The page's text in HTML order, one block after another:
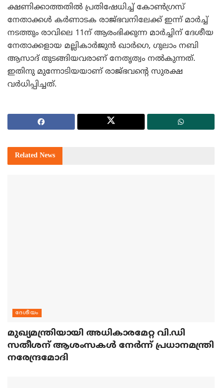
ക്ഷണിക്കാത്തതില്‍ പ്രതിഷേധിച്ച് കോണ്‍ഗ്രസ്
നേതാക്കള്‍ കര്‍ണാടക രാജ്ഭവനിലേക്ക് ഇന്ന് മാര്‍ച്ച്
നടത്തും രാവിലെ 11ന് ആരംഭിക്കുന്ന മാര്‍ച്ചിന് ദേശീയ
നേതാക്കളായ മല്ലികാര്‍ജുന്‍ ഖാര്‍ഗെ, ഗുലാം നബി
ആസാദ് തുടങ്ങിയവരാണ് നേതൃത്വം നല്‍കുന്നത്.
ഇതിനു മുന്നോടിയയാണ് രാജ്ഭവന്റെ സുരക്ഷ
വര്‍ധിപ്പിച്ചത്.
Related News
ദേശീയം
മുഖ്യമന്ത്രിയായി അധികാരമേറ്റ വി.ഡി
സതീശന് ആശംസകള്‍ നേര്‍ന്ന് പ്രധാനമന്ത്രി
നരേന്ദ്രമോദി